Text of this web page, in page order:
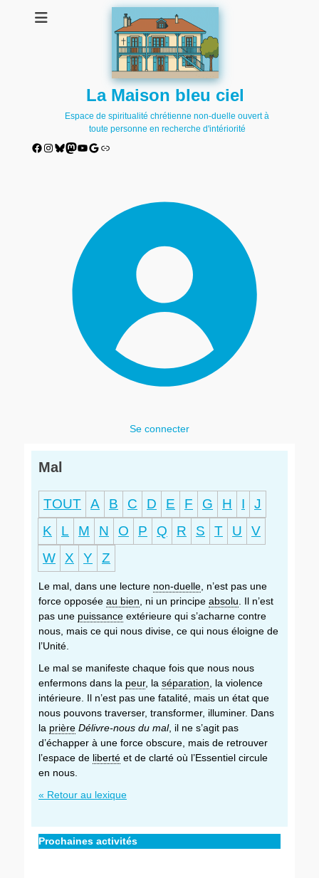
La Maison bleu ciel
Espace de spiritualité chrétienne non-duelle ouvert à
toute personne en recherche d'intériorité
Facebook
Instagram
Bluesky
Mastodon
YouTube
Google
Lien
Se connecter
Mal
TOUT A B C D E F G H I
J
K
L M N O P Q R S T U
V
W
X Y Z
Le mal, dans une lecture non-duelle , n’est pas une
force opposée au bien , ni un principe absolu . Il n’est
pas une puissance extérieure qui s’acharne contre
nous, mais ce qui nous divise, ce qui nous éloigne de
l’Unité.
Le mal se manifeste chaque fois que nous nous
enfermons dans la peur, la séparation , la violence
intérieure. Il n’est pas une fatalité, mais un état que
nous pouvons traverser, transformer, illuminer. Dans
la prière Délivre-nous du mal, il ne s’agit pas
d’échapper à une force obscure, mais de retrouver
l’espace de liberté et de clarté où l’Essentiel circule
en nous.
« Retour au lexique
Prochaines activités